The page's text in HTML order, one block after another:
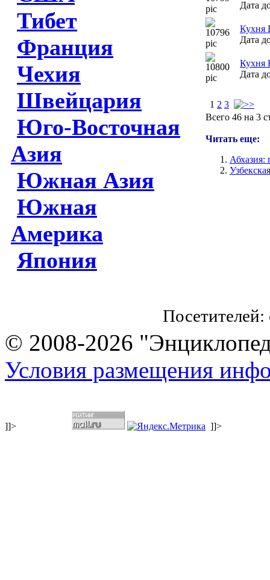
Тибет
Франция
Чехия
Швейцария
Юго-Восточная
Азия
Южная Азия
Южная
Америка
Япония
Дата
Кухня
Дата
Кухня
Дата
1 2 3
Всего 46 на 3
Читать еще:
Абхазия:
Посетителей:
© 2008-2026
Условия размещения
]]> ]]>